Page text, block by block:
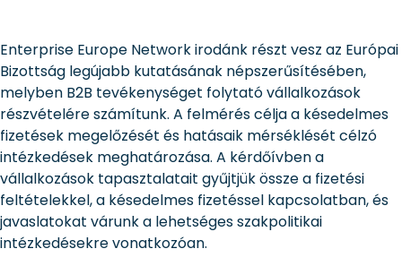
Enterprise Europe Network irodánk részt vesz az Európai
Bizottság legújabb kutatásának népszerűsítésében,
melyben B2B tevékenységet folytató vállalkozások
részvételére számítunk. A felmérés célja a késedelmes
fizetések megelőzését és hatásaik mérséklését célzó
intézkedések meghatározása. A kérdőívben a
vállalkozások tapasztalatait gyűjtjük össze a fizetési
feltételekkel, a késedelmes fizetéssel kapcsolatban, és
javaslatokat várunk a lehetséges szakpolitikai
intézkedésekre vonatkozóan.